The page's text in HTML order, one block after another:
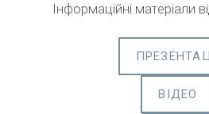
Інформаційні матеріали
ВІДЕО